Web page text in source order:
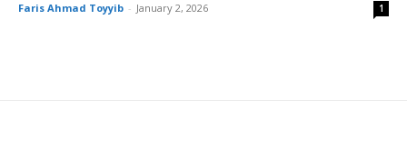
Faris Ahmad Toyyib - January 2, 2026 1